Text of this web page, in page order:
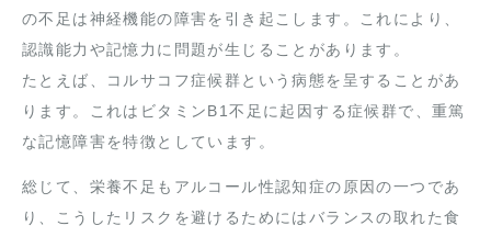
の不足は神経機能の障害を引き起こします。これにより、
認識能力や記憶力に問題が生じることがあります。
たとえば、コルサコフ症候群という病態を呈することがあ
ります。これはビタミンB1不足に起因する症候群で、重篤
な記憶障害を特徴としています。
総じて、栄養不足もアルコール性認知症の原因の一つであ
り、こうしたリスクを避けるためにはバランスの取れた食